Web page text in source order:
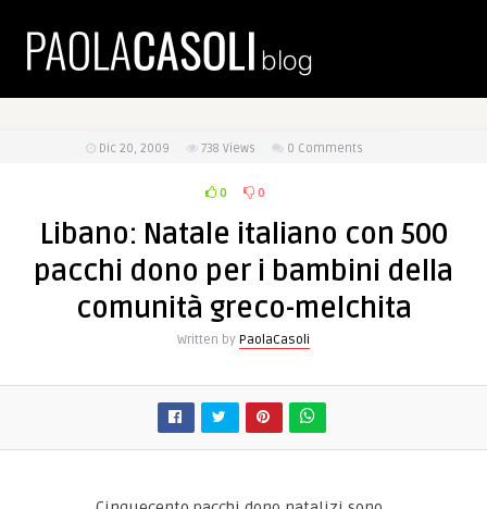
Dic 20, 2009 738 Views 0 Comments
0 0
Libano: Natale italiano con 500
pacchi dono per i bambini della
comunità greco-melchita
Written by PaolaCasoli